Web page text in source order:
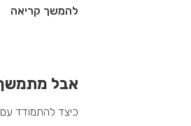
להמשך קריאה
אבל מתמשך
כיצד להתמודד